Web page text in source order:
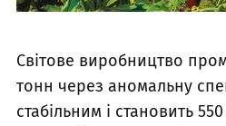
Світове виробництво
тонн через аномальну
стабільним і становить